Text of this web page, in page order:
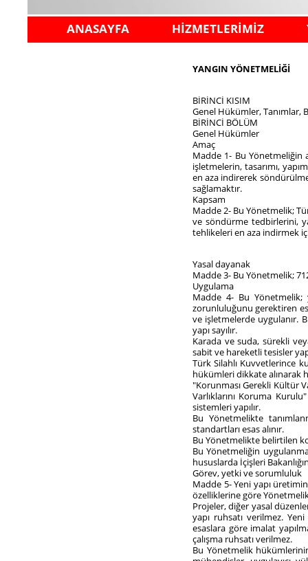
ANASAYFA HİZMETLERİMİZ
YANGIN YÖNETMELİĞİ
BİRİNCİ KISIM
Genel Hükümler, Tanımlar,
BİRİNCİ BÖLÜM
Genel Hükümler
Amaç
Madde 1- Bu Yönetmeliğin
işletmelerin, tasarımı,
en aza indirerek
sağlamaktır.
Kapsam
Madde 2- Bu Yönetmelik;
ve söndürme tedbirlerini,
tehlikeleri en aza indirmek
Yasal dayanak
Madde 3- Bu Yönetmelik;
Uygulama
Madde 4- Bu Yönetmelik;
zorunluluğunu gerektiren
ve işletmelerde uygulanır.
yapı sayılır.
Karada ve suda, sürekli
sabit ve hareketli tesisler
Türk Silahlı Kuvvetlerince
hükümleri dikkate alınarak
"Korunması Gerekli Kültür
Varlıklarını Koruma
sistemleri yapılır.
Bu Yönetmelikte
standartları esas alınır.
Bu Yönetmelikte belirtilen
Bu Yönetmeliğin
hususlarda İçişleri
Görev, yetki ve sorumluluk
Madde 5- Yeni yapı
özelliklerine göre
Projeler, diğer yasal
yapı ruhsatı verilmez.
esaslara göre imalat
çalışma ruhsatı verilmez.
Bu Yönetmelik